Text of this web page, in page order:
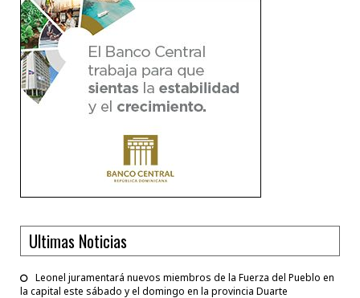
Ultimas Noticias
Leonel juramentará nuevos miembros de la Fuerza del Pueblo en
la capital este sábado y el domingo en la provincia Duarte